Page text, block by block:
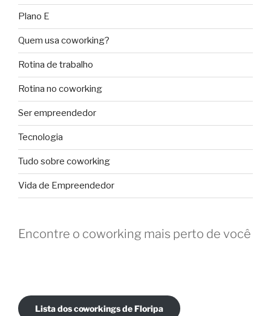
Plano E
Quem usa coworking?
Rotina de trabalho
Rotina no coworking
Ser empreendedor
Tecnologia
Tudo sobre coworking
Vida de Empreendedor
Encontre o coworking mais perto de você
Lista dos coworkings de Floripa